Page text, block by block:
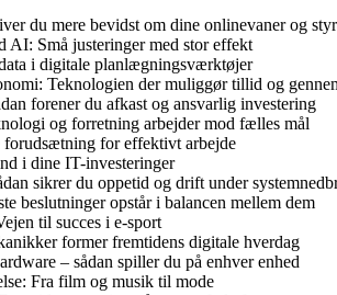
du mere bevidst om dine onlinevaner og
AI: Små justeringer med stor effekt
i digitale planlægningsværktøjer
Teknologien der muliggør tillid og
forener du afkast og ansvarlig investering
og forretning arbejder mod fælles mål
forudsætning for effektivt arbejde
i dine IT-investeringer
sikrer du oppetid og drift under
beslutninger opstår i balancen mellem dem
til succes i e-sport
former fremtidens digitale hverdag
– sådan spiller du på enhver enhed
Fra film og musik til mode